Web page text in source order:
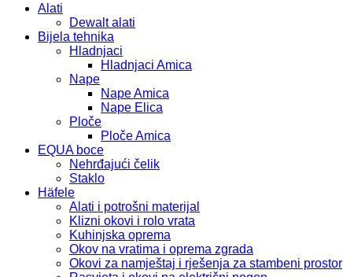
Alati
Dewalt alati
Bijela tehnika
Hladnjaci
Hladnjaci Amica
Nape
Nape Amica
Nape Elica
Ploče
Ploče Amica
EQUA boce
Nehrđajući čelik
Staklo
Häfele
Alati i potrošni materijal
Klizni okovi i rolo vrata
Kuhinjska oprema
Okov na vratima i oprema zgrada
Okovi za namještaj i rješenja za stambeni prostor